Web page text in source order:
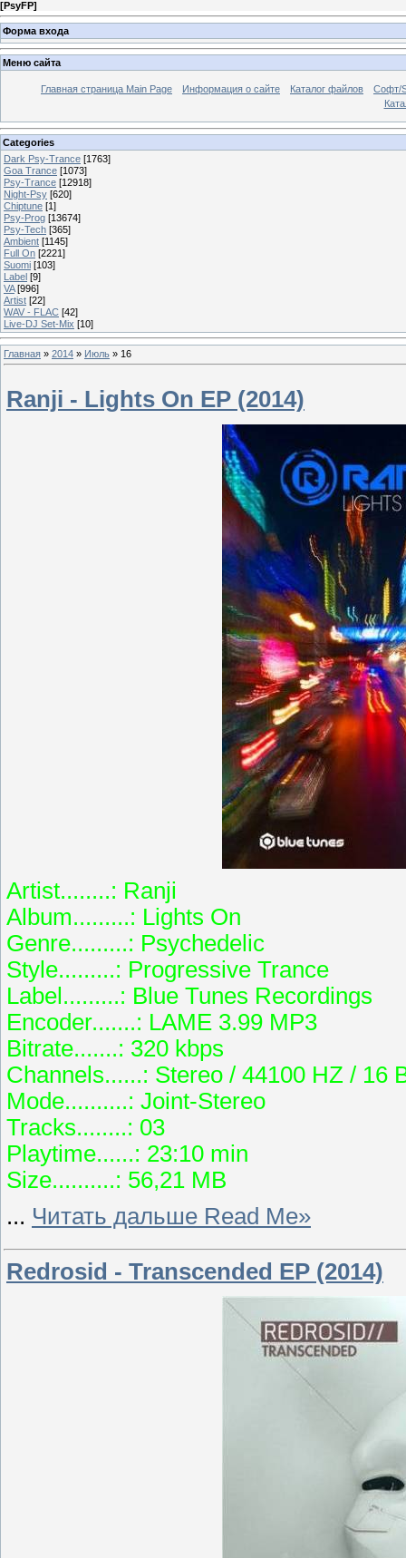
[PsyFP]
Форма входа
Меню сайта
Главная страница Main Page Информация о сайте Каталог файлов
Софт/
Categories
Dark Psy-Trance [1763]
Goa Trance [1073]
Psy-Trance [12918]
Night-Psy [620]
Chiptune [1]
Psy-Prog [13674]
Psy-Tech [365]
Ambient [1145]
Full On [2221]
Suomi [103]
Label [9]
VA [996]
Artist [22]
WAV - FLAC [42]
Live-DJ Set-Mix [10]
Главная » 2014 » Июль » 16
Ranji - Lights On EP (2014)
Artist........: Ranji
Album.........: Lights On
Genre.........: Psychedelic
Style.........: Progressive Trance
Label.........: Blue Tunes Recordings
Encoder.......: LAME 3.99 MP3
Bitrate.......: 320 kbps
Channels......: Stereo / 44100 HZ / 16
Mode..........: Joint-Stereo
Tracks........: 03
Playtime......: 23:10 min
Size..........: 56,21 MB
... Читать дальше Read Me»
Redrosid - Transcended EP (2014)